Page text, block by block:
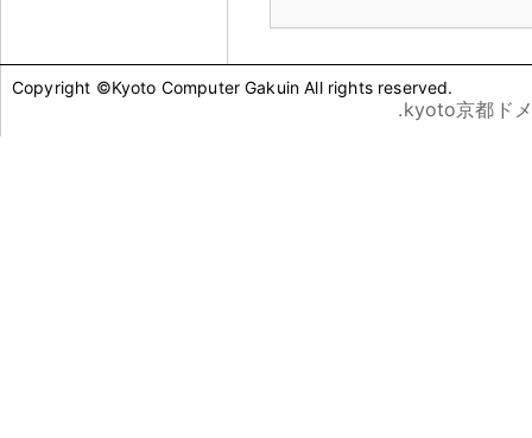
Copyright ©Kyoto Computer Gakuin All rights reserved.
.kyoto京都ド